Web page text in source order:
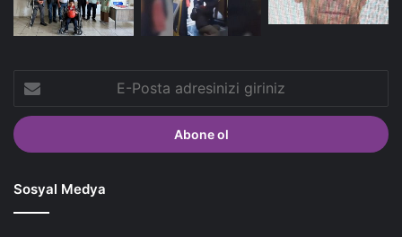
E-
Posta
adresinizi
giriniz
Sosyal Medya